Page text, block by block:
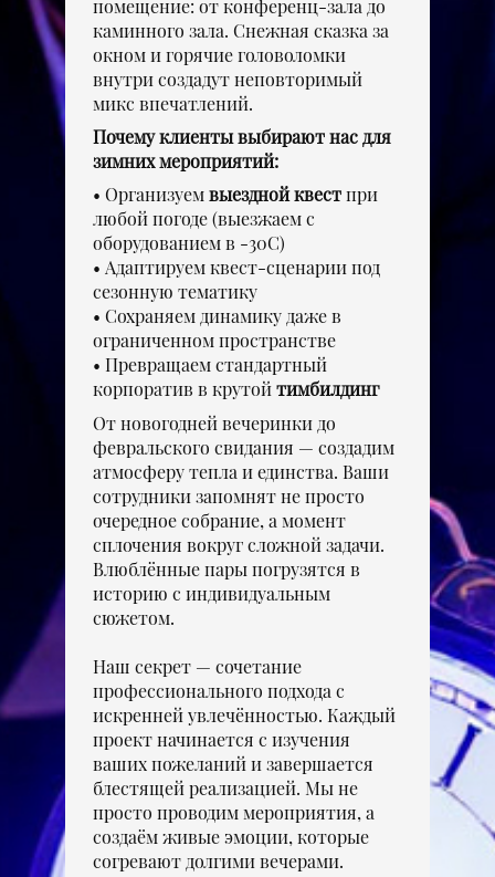
помещение: от конференц-зала до
каминного зала. Снежная сказка за
окном и горячие головоломки
внутри создадут неповторимый
микс впечатлений.
Почему клиенты выбирают нас для
зимних мероприятий:
Организуемвыездной квестпри
любой погоде (выезжаем с
оборудованием в -30C)
Адаптируем квест-сценарии под
сезонную тематику
Сохраняем динамику даже в
ограниченном пространстве
Превращаем стандартный
корпоратив в крутойтимбилдинг
От новогодней вечеринки до
февральского свидания — создадим
атмосферу тепла и единства. Ваши
сотрудники запомнят не просто
очередное собрание, а момент
сплочения вокруг сложной задачи.
Влюблённые пары погрузятся в
историю с индивидуальным
сюжетом.
Наш секрет — сочетание
профессионального подхода с
искренней увлечённостью. Каждый
проект начинается с изучения
ваших пожеланий и завершается
блестящей реализацией. Мы не
просто проводим мероприятия, а
создаём живые эмоции, которые
согревают долгими вечерами.